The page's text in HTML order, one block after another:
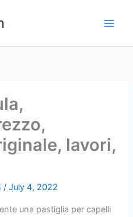
lavori,
/July 4, 2022
una pastiglia per capelli